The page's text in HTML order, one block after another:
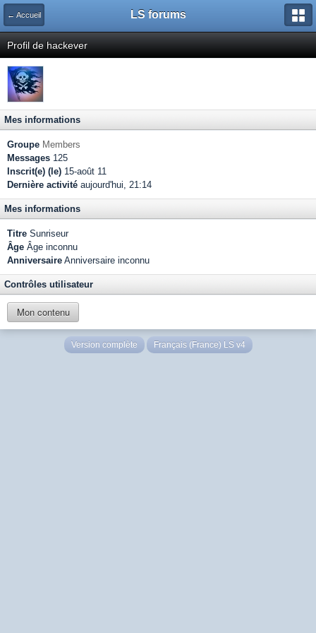
← Accueil LS forums
Profil de hackever
Mes informations
Groupe Members
Messages 125
Inscrit(e) (le) 15-août 11
Dernière activité aujourd'hui, 21:14
Mes informations
Titre Sunriseur
Âge Âge inconnu
Anniversaire Anniversaire inconnu
Contrôles utilisateur
Mon contenu
Version complète Français (France) LS v4